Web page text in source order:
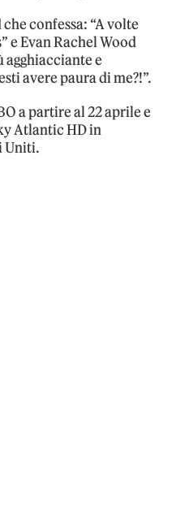
confessa: “A volte
e Evan Rachel Wood
agghiacciante e
avere paura di me?!”.
a partire al 22 aprile e
Atlantic HD in
Uniti.